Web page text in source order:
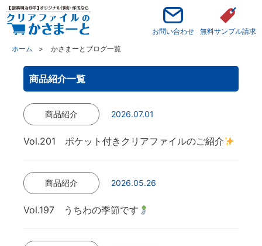
お問い合わせ
無料サンプル請求
ホーム
かさまーとブログ一覧
商品紹介一覧
商品紹介 2026.07.01
Vol.201 ポケット付きクリアファイルのご紹介
商品紹介 2026.05.26
Vol.197 うちわの季節です